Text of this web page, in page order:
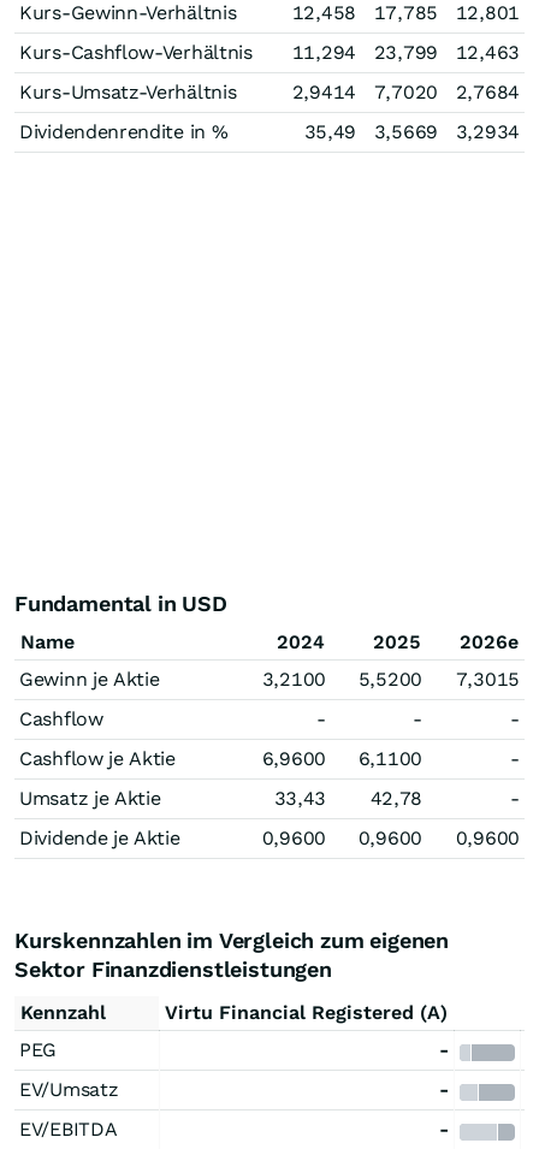
Kurs-Gewinn-Verhältnis
12,458 17,785
12,801
Kurs-Cashflow-Verhältnis
11,294 23,799
12,463
Kurs-Umsatz-Verhältnis
2,9414 7,7020
2,7684
Dividendenrendite in %
35,49 3,5669 3,2934
Fundamental in USD
Name 2024 2025
2026e
Gewinn je Aktie
3,2100 5,5200
7,3015
Cashflow
- -
-
Cashflow je Aktie
6,9600 6,1100
-
Umsatz je Aktie
33,43 42,78
-
Dividende je Aktie
0,9600 0,9600 0,9600
Kurskennzahlen im Vergleich zum eigenen
Sektor Finanzdienstleistungen
Kennzahl Virtu Financial Registered (A)
PEG
-
EV/Umsatz
-
EV/EBITDA
-